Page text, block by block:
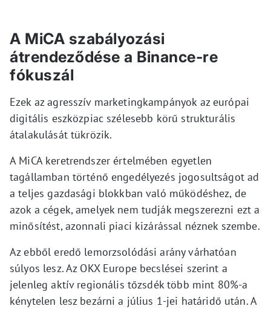
A MiCA szabályozási
átrendeződése a Binance-re
fókuszál
Ezek az agresszív marketingkampányok az európai
digitális eszközpiac szélesebb körű strukturális
átalakulását tükrözik.
A MiCA keretrendszer értelmében egyetlen
tagállamban történő engedélyezés jogosultságot ad
a teljes gazdasági blokkban való működéshez, de
azok a cégek, amelyek nem tudják megszerezni ezt a
minősítést, azonnali piaci kizárással néznek szembe.
Az ebből eredő lemorzsolódási arány várhatóan
súlyos lesz. Az OKX Europe becslései szerint a
jelenleg aktív regionális tőzsdék több mint 80%-a
kénytelen lesz bezárni a július 1-jei határidő után. A